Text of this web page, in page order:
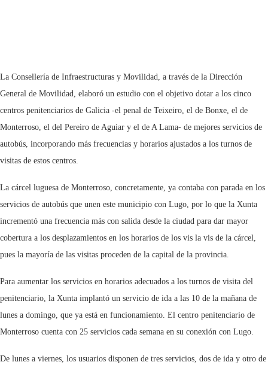
La Consellería de Infraestructuras y Movilidad, a través de la Dirección
General de Movilidad, elaboró un estudio con el objetivo dotar a los cinco
centros penitenciarios de Galicia -el penal de Teixeiro, el de Bonxe, el de
Monterroso, el del Pereiro de Aguiar y el de A Lama- de mejores servicios de
autobús, incorporando más frecuencias y horarios ajustados a los turnos de
visitas de estos centros.
La cárcel luguesa de Monterroso, concretamente, ya contaba con parada en los
servicios de autobús que unen este municipio con Lugo, por lo que la Xunta
incrementó una frecuencia más con salida desde la ciudad para dar mayor
cobertura a los desplazamientos en los horarios de los vis la vis de la cárcel,
pues la mayoría de las visitas proceden de la capital de la provincia.
Para aumentar los servicios en horarios adecuados a los turnos de visita del
penitenciario, la Xunta implantó un servicio de ida a las 10 de la mañana de
lunes a domingo, que ya está en funcionamiento. El centro penitenciario de
Monterroso cuenta con 25 servicios cada semana en su conexión con Lugo.
De lunes a viernes, los usuarios disponen de tres servicios, dos de ida y otro de